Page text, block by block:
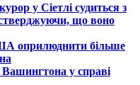
у Сіетлі судиться з
що воно
оприлюднити більше
у справі